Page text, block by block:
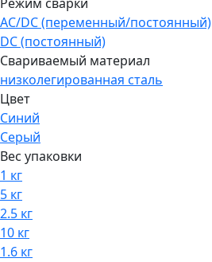
AC/DC (переменный/постоянный)
DC (постоянный)
Свариваемый материал
низколегированная сталь
Цвет
Синий
Серый
Вес упаковки
1 кг
5 кг
2.5 кг
10 кг
1.6 кг